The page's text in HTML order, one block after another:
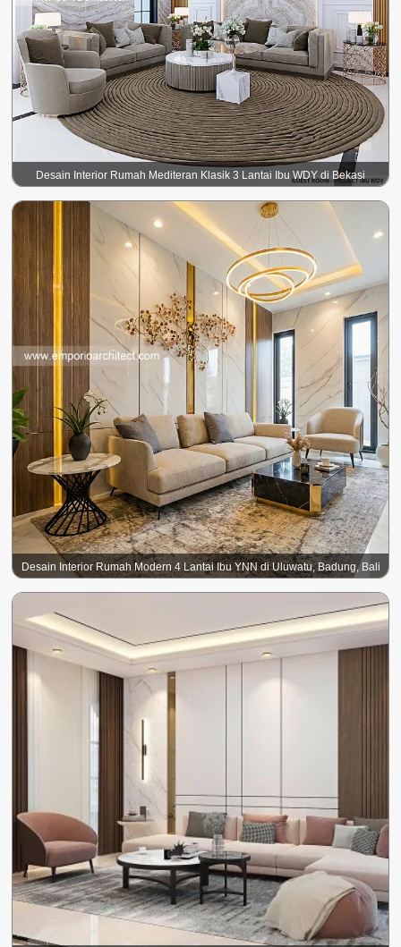
Desain Interior Rumah Mediteran Klasik 3 Lantai Ibu WDY di Bekasi
Desain Interior Rumah Modern 4 Lantai Ibu YNN di Uluwatu, Badung, Bali